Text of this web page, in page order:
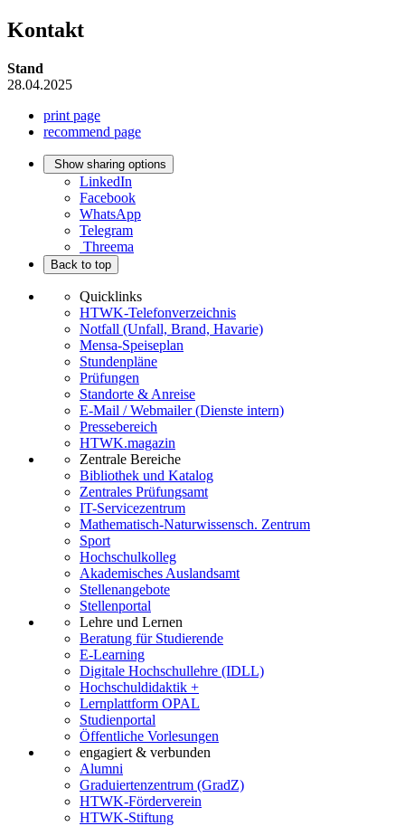
Kontakt
Stand
28.04.2025
print page
recommend page
Show sharing options
LinkedIn
Facebook
WhatsApp
Telegram
Threema
Back to top
Quicklinks
HTWK-Telefonverzeichnis
Notfall (Unfall, Brand, Havarie)
Mensa-Speiseplan
Stundenpläne
Prüfungen
Standorte & Anreise
E-Mail / Webmailer (Dienste intern)
Pressebereich
HTWK.magazin
Zentrale Bereiche
Bibliothek und Katalog
Zentrales Prüfungsamt
IT-Servicezentrum
Mathematisch-Naturwissensch. Zentrum
Sport
Hochschulkolleg
Akademisches Auslandsamt
Stellenangebote
Stellenportal
Lehre und Lernen
Beratung für Studierende
E-Learning
Digitale Hochschullehre (IDLL)
Hochschuldidaktik +
Lernplattform OPAL
Studienportal
Öffentliche Vorlesungen
engagiert & verbunden
Alumni
Graduiertenzentrum (GradZ)
HTWK-Förderverein
HTWK-Stiftung